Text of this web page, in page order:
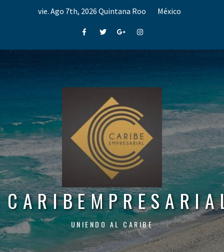
vie. Ago 7th, 2026 Quintana Roo México
FacebookTwitterGoogle+Instagram
UNIENDO AL CARIBE